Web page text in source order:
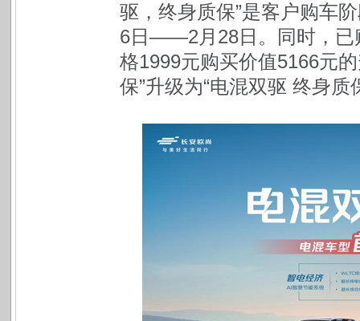
驱，终身质保”是客户购车
6日——2月28日。同时，已
格1999元购买价值5166元
保”升级为“电混双驱 终身质